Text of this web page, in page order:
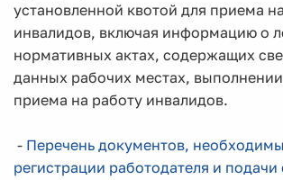
установленной квотой для приема
инвалидов, включая информацию о
нормативных актах, содержащих
данных рабочих местах,
приема на работу инвалидов.
- Перечень документов,
регистрации работодателя и подачи